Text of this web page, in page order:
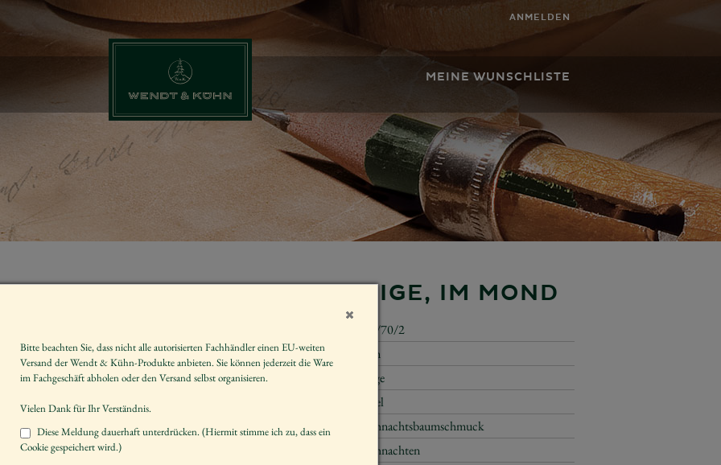
ANMELDEN
MEINE WUNSCHLISTE
ENGEL MIT GEIGE, IM MOND
650/70/2
Größe der Figur / Spieldose
8 cm
Instrument
Geige
Engel
Dekorieren
Weihnachtsbaumschmuck
Weihnachten
Bitte beachten Sie, dass nicht alle autorisierten Fachhändler einen EU-weiten
Versand der Wendt & Kühn-Produkte anbieten. Sie können jederzeit die Ware
im Fachgeschäft abholen oder den Versand selbst organisieren.
Vielen Dank für Ihr Verständnis.
Diese Meldung dauerhaft unterdrücken. (Hiermit stimme ich zu, dass ein
Cookie gespeichert wird.)